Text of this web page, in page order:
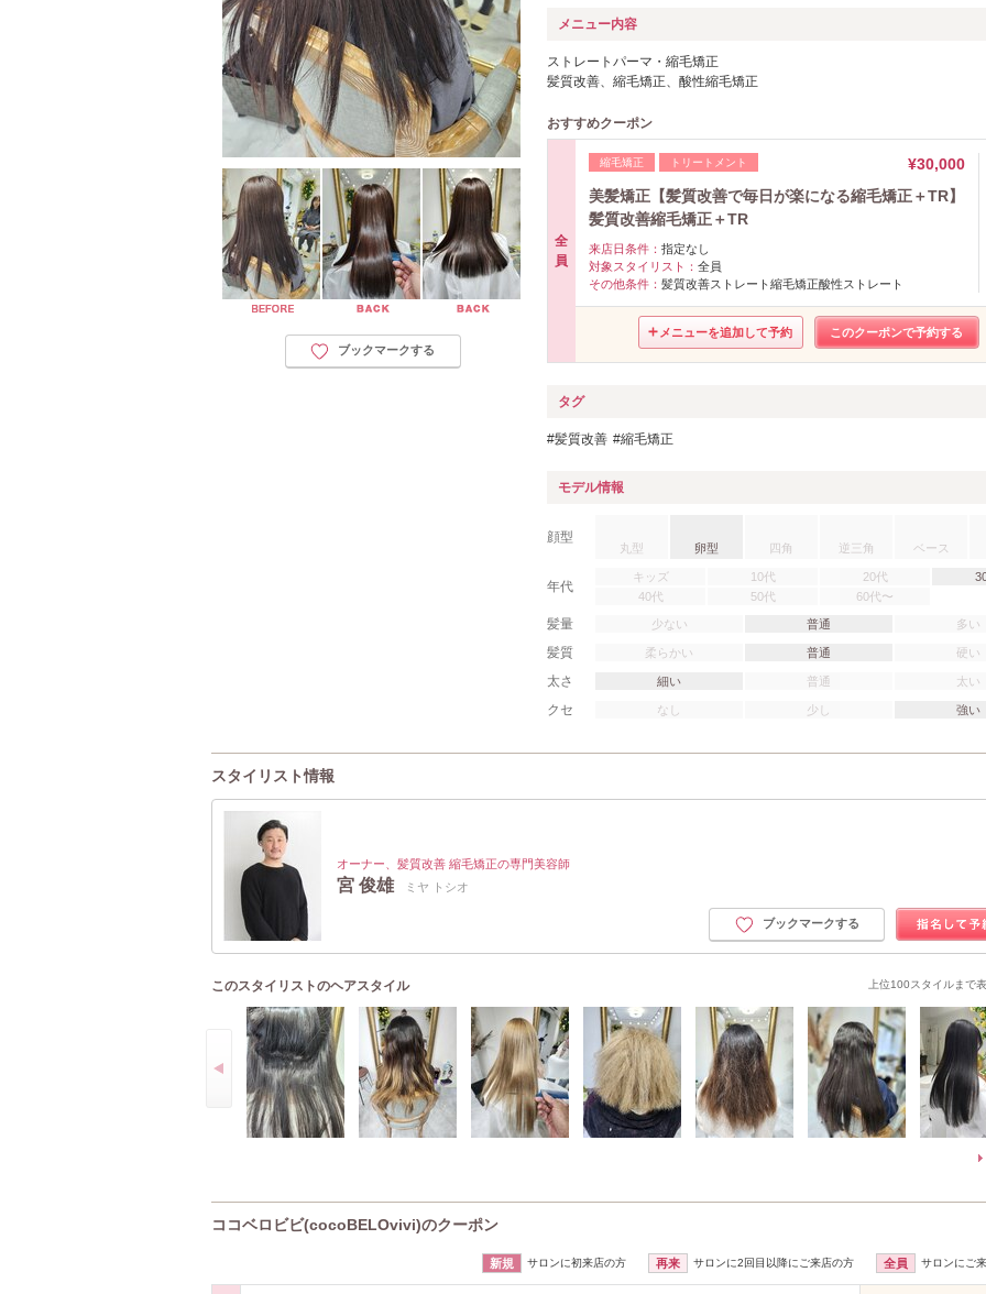
ブックマークする
メニュー内容
ストレートパーマ・縮毛矯正
髪質改善、縮毛矯正、酸性縮毛矯正
おすすめクーポン
全
員
縮毛矯正 トリートメント
¥30,000
美髪矯正【髪質改善で毎日が楽になる縮毛矯正＋TR】
髪質改善縮毛矯正＋TR
来店日条件： 指定なし
対象スタイリスト： 全員
その他条件： 髪質改善ストレート縮毛矯正酸性ストレート
メニューを追加して予約 このクーポンで予約する
タグ
髪質改善 縮毛矯正
モデル情報
顔型
丸型 卵型 四角 逆三角 ベース
年代
キッズ 10代 20代
40代
50代 60代〜
髪量 少ない 普通 多い
髪質 柔らかい 普通 硬い
太さ 細い 普通 太い
クセ なし 少し 強い
スタイリスト情報
オーナー、髪質改善 縮毛矯正の専門美容師
宮 俊雄 ミヤ トシオ
ブックマークする
このスタイリストのヘアスタイル 上位100スタイルまで
ココベロビビ(cocoBELOvivi)のクーポン
新規 サロンに初来店の方 再来 サロンに2回目以降にご来店の方 全員 サロンにご